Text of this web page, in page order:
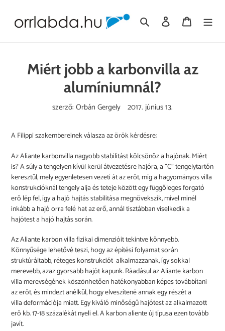
tartalomhoz
Keresés Bejelentkezés
Kosár
Miért jobb a karbonvilla az
alumíniumnál?
szerző: Orbán Gergely 2017. június 13.
A Filippi szakembereinek válasza az örök kérdésre:
Az Aliante karbonvilla nagyobb stabilitást kölcsönöz a hajónak. Miért
is? A súly a tengelyen kívül kerül átvezetésre hajóra, a "C" tengelytartón
keresztül, mely egyenletesen vezeti át az erőt, míg a hagyományos villa
konstrukcióknál tengely alja és teteje között egy függőleges forgató
erő lép fel, így a hajó hajtás stabilitása megnövekszik, mivel minél
inkább a hajó orra felé hat az erő, annál tisztábban viselkedik a
hajótest a hajó hajtás során.
Az Aliante karbon villa fizikai dimenzióit tekintve könnyebb.
Könnyűsége lehetővé teszi, hogy az építési folyamat során
struktúráltabb, réteges konstrukciót alkalmazzanak, így sokkal
merevebb, azaz gyorsabb hajót kapunk. Ráadásul az Aliante karbon
villa merevségének köszönhetően hatékonyabban képes továbbítani
az erőt, és mindezt anélkül, hogy elveszítené annak egy részét a
villa deformációja miatt. Egy kiváló minőségű hajótest az alkalmazott
erő kb. 17-18 százalékát nyeli el. A karbon aliente új típusa ezen tovább
javít.